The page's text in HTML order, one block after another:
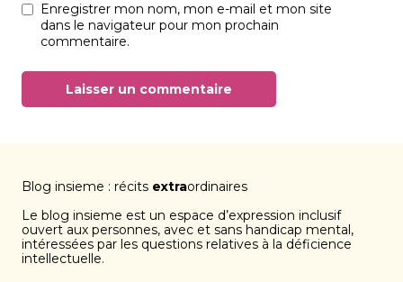
Enregistrer mon nom, mon e-mail et mon site
dans le navigateur pour mon prochain
commentaire.
Blog insieme : récits extraordinaires
Le blog insieme est un espace d’expression inclusif
ouvert aux personnes, avec et sans handicap mental,
intéressées par les questions relatives à la déficience
intellectuelle.